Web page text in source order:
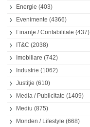
Energie (403)
Evenimente (4366)
Finanţe / Contabilitate (437)
IT&C (2038)
Imobiliare (742)
Industrie (1062)
Justiţie (610)
Media / Publicitate (1409)
Mediu (875)
Monden / Lifestyle (668)